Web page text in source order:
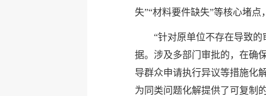
失”“材料要件缺失”等核心堵
“针对原单位不存在导致
据。涉及多部门审批的，在确
导群众申请执行异议等措施化
为同类问题化解提供了可复制